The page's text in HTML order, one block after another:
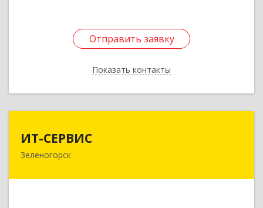
Отправить заявку
Показать контакты
Отправить заявку
Назад
ИТ-СЕРВИС
Зеленогорск663690, Красноярский край, Зеленогорск г,